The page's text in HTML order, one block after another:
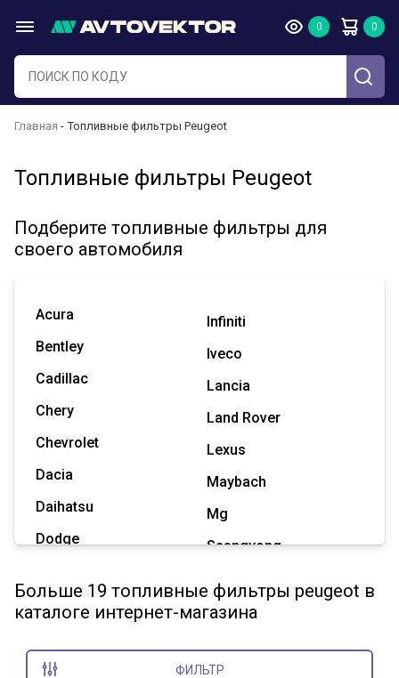
Главная Топливные фильтры Peugeot
Топливные фильтры Peugeot
Подберите топливные фильтры для
своего автомобиля
Acura
Bentley
Cadillac
Chery
Chevrolet
Dacia
Daihatsu
Dodge
Great Wall
Hummer
Infiniti
Iveco
Lancia
Land Rover
Lexus
Maybach
Mg
Ssangyong
Tesla
Больше 19 топливные фильтры peugeot в
каталоге интернет-магазина
ФИЛЬТР